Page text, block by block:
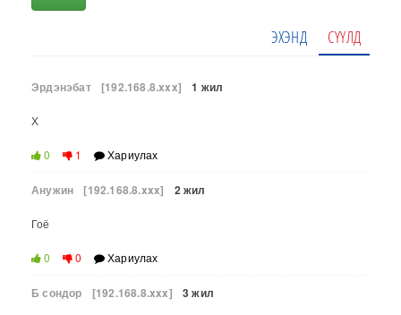
ЭХЭНД СҮҮЛД
Эрдэнэбат [192.168.8.xxx] 1 жил
Х
0 1 Хариулах
Анужин [192.168.8.xxx] 2 жил
Гоё
0 0 Хариулах
Б сондор [192.168.8.xxx] 3 жил